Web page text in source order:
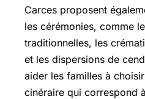
Carces proposent
les cérémonies, comme
traditionnelles, les
et les dispersions de
aider les familles à
cinéraire qui correspond